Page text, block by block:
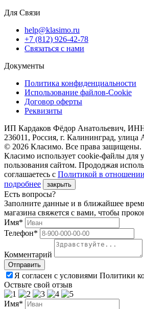
Для Связи
help@klasimo.ru
+7 (812) 926-42-78
Связаться с нами
Документы
Политика конфиденциальности
Использование файлов-Cookie
Договор оферты
Реквизиты
ИП Кардаков Фёдор Анатольевич, ИНН
236011, Россия, г. Калининград,
© 2026 Класимо. Все права защищены.
Класимо использует cookie-файлы для
пользования сайтом. Прододжая
соглашаетесь с Политикой в
подробнее
закрыть
Есть вопросы?
Заполните данные и в ближайшее
магазина свяжется с вами, чтобы
Имя*
Телефон*
Комментарий
Я согласен с условиями Политики
Оствьте свой отзыв
Имя*